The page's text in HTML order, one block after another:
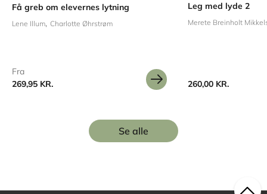
Få greb om elevernes lytning
Lene Illum Charlotte Øhrstrøm
Fra
269,95 KR.
Leg med lyde 2
Merete Breinholt
260,00 KR.
Se alle